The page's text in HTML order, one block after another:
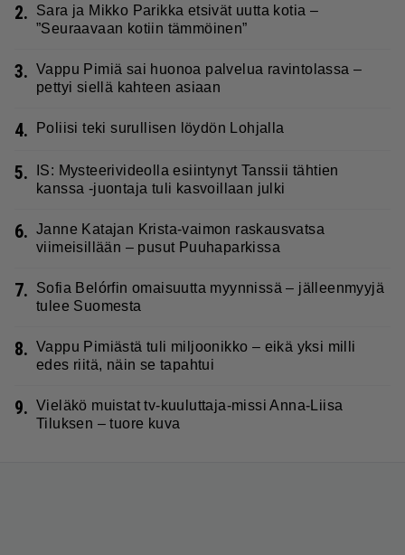
2.
Sara ja Mikko Parikka etsivät uutta kotia –
”Seuraavaan kotiin tämmöinen”
3. Vappu Pimiä sai huonoa palvelua ravintolassa –
pettyi siellä kahteen asiaan
4. Poliisi teki surullisen löydön Lohjalla
5.
IS: Mysteerivideolla esiintynyt Tanssii tähtien
kanssa -juontaja tuli kasvoillaan julki
6. Janne Katajan Krista-vaimon raskausvatsa
viimeisillään – pusut Puuhaparkissa
7.
Sofia Belórfin omaisuutta myynnissä – jälleenmyyjä
tulee Suomesta
8. Vappu Pimiästä tuli miljoonikko – eikä yksi milli
edes riitä, näin se tapahtui
9. Vieläkö muistat tv-kuuluttaja-missi Anna-Liisa
Tiluksen – tuore kuva